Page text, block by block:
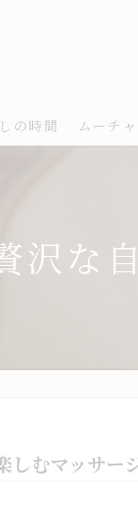
の時間 ムーチ
沢な
しむマッサー